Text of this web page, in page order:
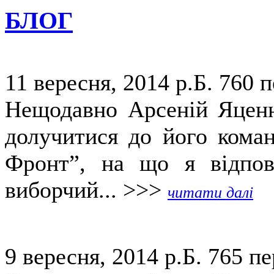
БЛОГ
11 вересня, 2014 р.Б. 760
Нещодавно Арсеній
долучитися до його
Фронт”, на що я
виборчий... >>> читати далі
9 вересня, 2014 р.Б. 765